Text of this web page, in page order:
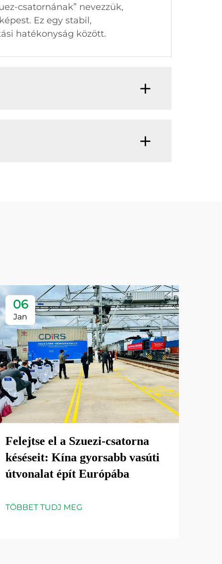
csatornának” nevezzük,
Ez egy stabil,
hatékonyság között.
06
Jan
Felejtse el a Szuezi-csatorna
késéseit: Kína gyorsabb vasúti
útvonalat épít Európába
TÖBBET TUDJ MEG